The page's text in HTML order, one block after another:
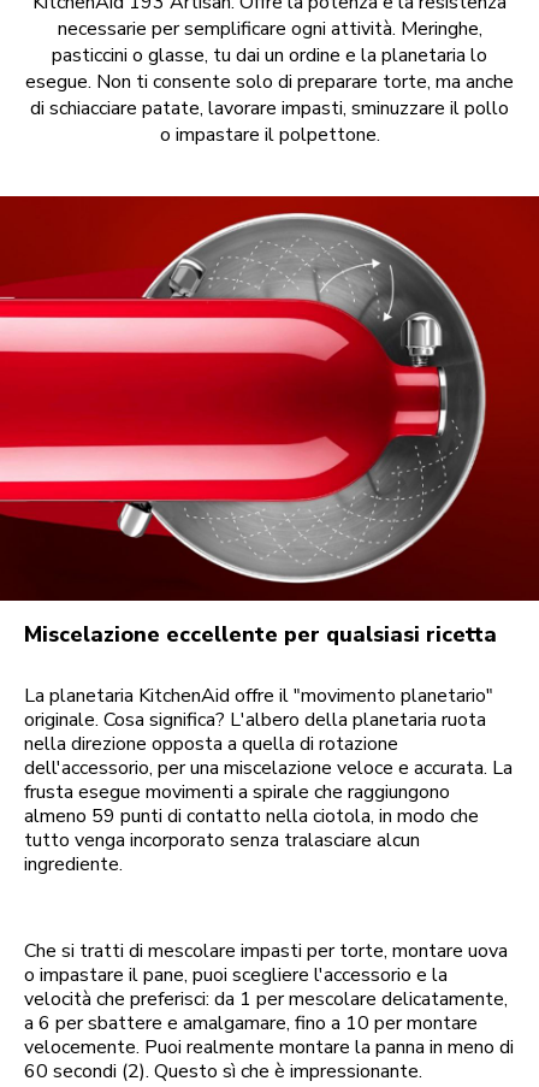
necessarie per semplificare ogni attività. Meringhe,
pasticcini o glasse, tu dai un ordine e la planetaria lo
esegue. Non ti consente solo di preparare torte, ma anche
di schiacciare patate, lavorare impasti, sminuzzare il pollo
o impastare il polpettone.
Miscelazione eccellente per qualsiasi ricetta
La planetaria KitchenAid offre il "movimento planetario"
originale. Cosa significa? L'albero della planetaria ruota
nella direzione opposta a quella di rotazione
dell'accessorio, per una miscelazione veloce e accurata. La
frusta esegue movimenti a spirale che raggiungono
almeno 59 punti di contatto nella ciotola, in modo che
tutto venga incorporato senza tralasciare alcun
ingrediente.
Che si tratti di mescolare impasti per torte, montare uova
o impastare il pane, puoi scegliere l'accessorio e la
velocità che preferisci: da 1 per mescolare delicatamente,
a 6 per sbattere e amalgamare, fino a 10 per montare
velocemente. Puoi realmente montare la panna in meno di
60 secondi (2). Questo sì che è impressionante.